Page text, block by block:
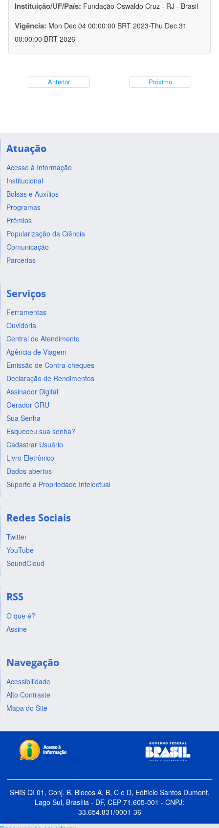
Instituição/UF/País: Fundação Oswaldo Cruz - RJ - Brasil
Vigência: Mon Dec 04 00:00:00 BRT 2023-Thu Dec 31
00:00:00 BRT 2026
Anterior Próximo
Atuação
Acesso à Informação
Institucional
Bolsas e Auxílios
Programas
Prêmios
Popularização da Ciência
Comunicação
Parcerias
Serviços
Ferramentas
Ouvidoria
Central de Atendimento
Agência de Viagem
Emissão de Contra-cheques
Declaração de Rendimentos
Assinador Digital
Gerador GRU
Sua Senha
Esqueceu sua senha?
Cadastrar Usuário
Livro Eletrônico
Dados abertos
Suporte a Propriedade Intelectual
Redes Sociais
Twitter
YouTube
SoundCloud
RSS
O que é?
Assine
Navegação
Acessibilidade
Alto Contraste
Mapa do Site
SHIS QI 01, Conj. B, Blocos A, B, C e D, Edifício Santos Dumont,
Lago Sul, Brasília - DF, CEP 71.605-001 - CNPJ:
33.654.831/0001-36